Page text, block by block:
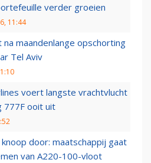
verder groeien
11:44
na maandenlange opschorting
Tel Aviv
voert langste vrachtvlucht
777F ooit uit
knoop door: maatschappij gaat
van A220-100-vloot